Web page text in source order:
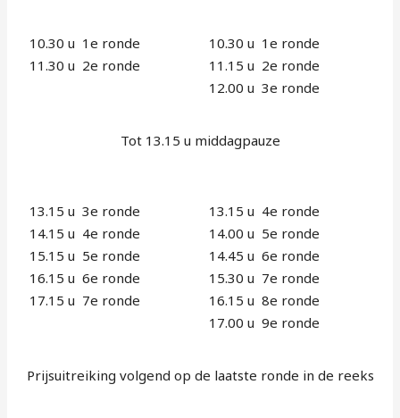
10.30 u 1e ronde
11.30 u 2e ronde
10.30 u 1e ronde
11.15 u 2e ronde
12.00 u 3e ronde
Tot 13.15 u middagpauze
13.15 u 3e ronde
14.15 u 4e ronde
15.15 u 5e ronde
16.15 u 6e ronde
17.15 u 7e ronde
13.15 u 4e ronde
14.00 u 5e ronde
14.45 u 6e ronde
15.30 u 7e ronde
16.15 u 8e ronde
17.00 u 9e ronde
Prijsuitreiking volgend op de laatste ronde in de reeks